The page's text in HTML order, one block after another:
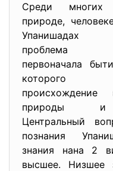
Среди
природе,
Упанишадах
проблема
первоначала
которого
происхождение
природы и
Центральный
познания
знания нана 2
высшее. Низшее